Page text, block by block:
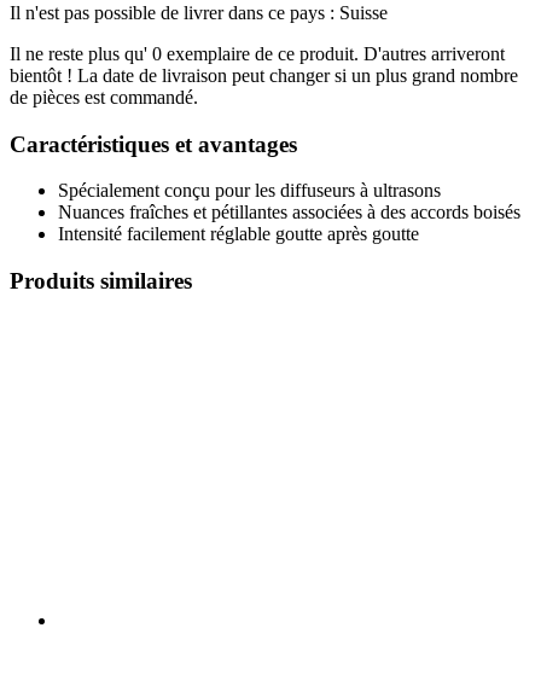
Il n'est pas possible de livrer dans ce pays : Suisse
Il ne reste plus qu' 0 exemplaire de ce produit. D'autres arriveront
bientôt ! La date de livraison peut changer si un plus grand nombre
de pièces est commandé.
Caractéristiques et avantages
Spécialement conçu pour les diffuseurs à ultrasons
Nuances fraîches et pétillantes associées à des accords boisés
Intensité facilement réglable goutte après goutte
Produits similaires